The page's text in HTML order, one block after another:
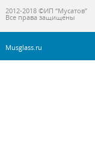
2012-2018 ©ИП “Мусатов”
Все права защищены
Musglass.ru